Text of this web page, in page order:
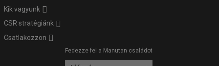
Kik vagyunk
CSR stratégiánk
Csatlakozzon
Fedezze fel a Manutan családot